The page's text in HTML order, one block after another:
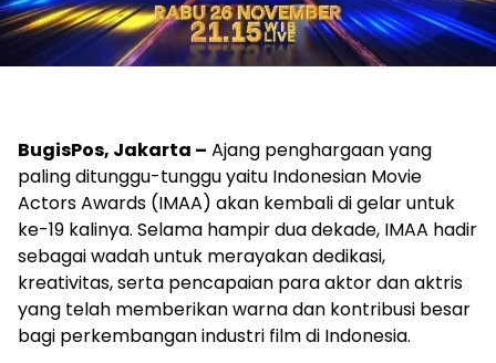
BugisPos, Jakarta – Ajang penghargaan yang
paling ditunggu-tunggu yaitu Indonesian Movie
Actors Awards (IMAA) akan kembali di gelar untuk
ke-19 kalinya. Selama hampir dua dekade, IMAA hadir
sebagai wadah untuk merayakan dedikasi,
kreativitas, serta pencapaian para aktor dan aktris
yang telah memberikan warna dan kontribusi besar
bagi perkembangan industri film di Indonesia.